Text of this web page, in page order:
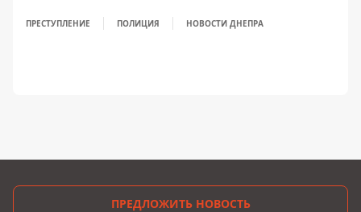
ПРЕСТУПЛЕНИЕ ПОЛИЦИЯ НОВОСТИ ДНЕПРА
ПРЕДЛОЖИТЬ НОВОСТЬ